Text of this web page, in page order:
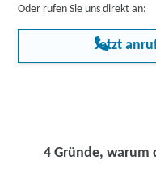
leisten einen wertvollen
Oder rufen Sie uns direkt an:
Jetzt
4 Gründe, warum